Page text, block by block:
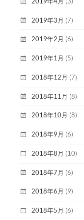
2019年3月 (7)
2019年2月 (6)
2019年1月 (5)
2018年12月 (7)
2018年11月 (8)
2018年10月 (8)
2018年9月 (6)
2018年8月 (10)
2018年7月 (6)
2018年6月 (9)
2018年5月 (6)